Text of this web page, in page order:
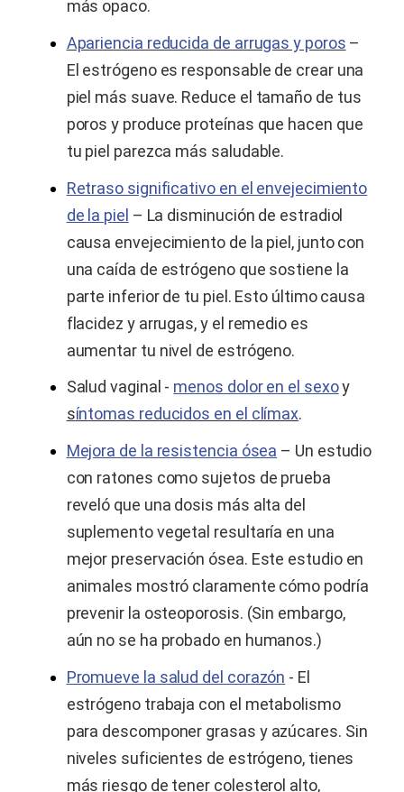
más opaco.
Apariencia reducida de arrugas y poros –
El estrógeno es responsable de crear una
piel más suave. Reduce el tamaño de tus
poros y produce proteínas que hacen que
tu piel parezca más saludable.
Retraso significativo en el envejecimiento
de la piel – La disminución de estradiol
causa envejecimiento de la piel, junto con
una caída de estrógeno que sostiene la
parte inferior de tu piel. Esto último causa
flacidez y arrugas, y el remedio es
aumentar tu nivel de estrógeno.
Salud vaginal - menos dolor en el sexoy
síntomas reducidos en el clímax.
Mejora de la resistencia ósea – Un estudio
con ratones como sujetos de prueba
reveló que una dosis más alta del
suplemento vegetal resultaría en una
mejor preservación ósea. Este estudio en
animales mostró claramente cómo podría
prevenir la osteoporosis. (Sin embargo,
aún no se ha probado en humanos.)
Promueve la salud del corazón - El
estrógeno trabaja con el metabolismo
para descomponer grasas y azúcares. Sin
niveles suficientes de estrógeno, tienes
más riesgo de tener colesterol alto,